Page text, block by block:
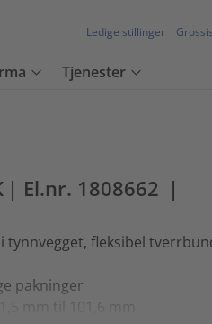
Ledige stillinger
Tjenester
| El.nr. 1808662 |
tynnvegget, fleksibel
pakninger
mm til 101,6 mm